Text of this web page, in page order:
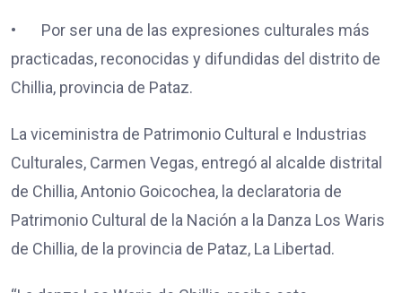
• Por ser una de las expresiones culturales más
practicadas, reconocidas y difundidas del distrito de
Chillia, provincia de Pataz.
La viceministra de Patrimonio Cultural e Industrias
Culturales, Carmen Vegas, entregó al alcalde distrital
de Chillia, Antonio Goicochea, la declaratoria de
Patrimonio Cultural de la Nación a la Danza Los Waris
de Chillia, de la provincia de Pataz, La Libertad.